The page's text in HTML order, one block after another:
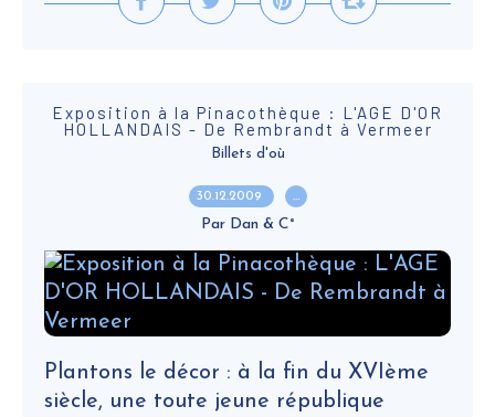
Exposition à la Pinacothèque : L'AGE D'OR
HOLLANDAIS - De Rembrandt à Vermeer
Billets d'où
30.12.2009 …
Par Dan & C°
Plantons le décor : à la fin du XVIème
siècle, une toute jeune république